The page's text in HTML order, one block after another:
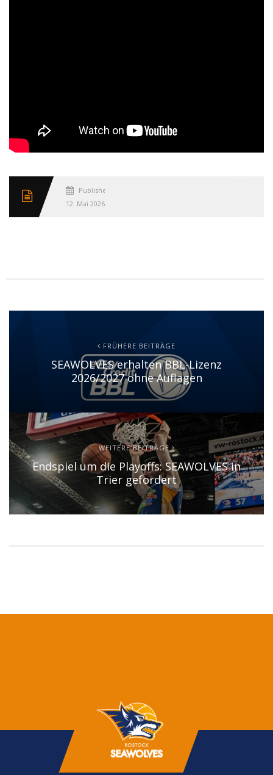
Published
12. Mai 2026
FRÜHERE BEITRÄGE
SEAWOLVES erhalten BBL-Lizenz
2026/2027 ohne Auflagen
WEITERE BEITRÄGE
Endspiel um die Playoffs: SEAWOLVES in
Trier gefordert